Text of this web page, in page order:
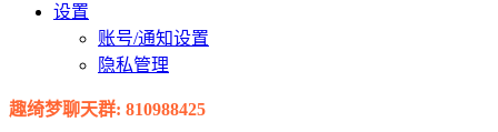
设置
账号/通知设置
隐私管理
趣绮梦聊天群: 810988425